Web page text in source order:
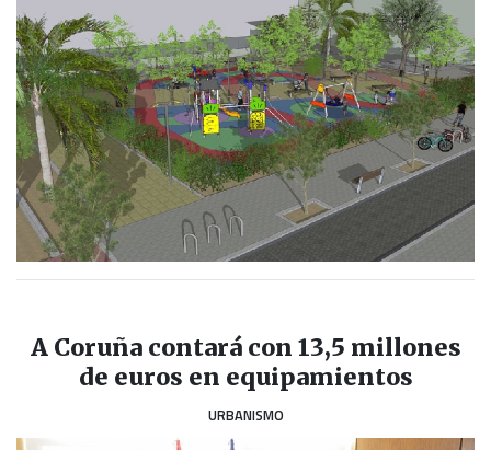
A Coruña contará con 13,5 millones
de euros en equipamientos
URBANISMO